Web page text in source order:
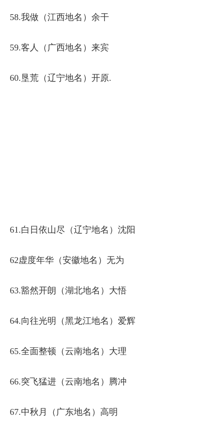
58.我做（江西地名）余干
59.客人（广西地名）来宾
60.垦荒（辽宁地名）开原.
61.白日依山尽（辽宁地名）沈阳
62虚度年华（安徽地名）无为
63.豁然开朗（湖北地名）大悟
64.向往光明（黑龙江地名）爱辉
65.全面整顿（云南地名）大理
66.突飞猛进（云南地名）腾冲
67.中秋月（广东地名）高明